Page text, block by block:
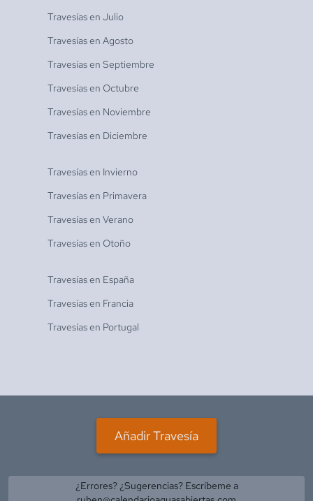
Travesías en Julio
Travesías en Agosto
Travesías en Septiembre
Travesías en Octubre
Travesías en Noviembre
Travesías en Diciembre
Travesías en Invierno
Travesías en Primavera
Travesías en Verano
Travesías en Otoño
Travesías en España
Travesías en Francia
Travesías en Portugal
Añadir Travesía
¿Errores? ¿Sugerencias? Escríbeme a